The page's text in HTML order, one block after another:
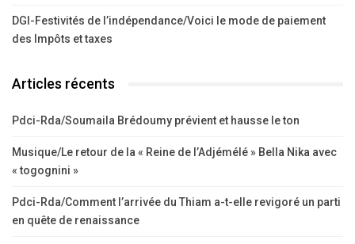
DGI-Festivités de l’indépendance/Voici le mode de paiement
des Impôts et taxes
Articles récents
Pdci-Rda/Soumaila Brédoumy prévient et hausse le ton
Musique/Le retour de la « Reine de l’Adjémélé » Bella Nika avec
« togognini »
Pdci-Rda/Comment l’arrivée du Thiam a-t-elle revigoré un parti
en quête de renaissance